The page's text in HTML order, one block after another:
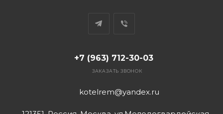
+7 (963) 712-30-03
ЗАКАЗАТЬ ЗВОНОК
kotelrem@yandex.ru